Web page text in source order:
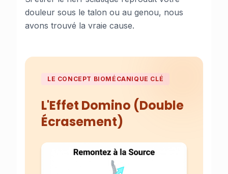
douleur sous le talon ou au genou, nous
avons trouvé la vraie cause.
LE CONCEPT BIOMÉCANIQUE CLÉ
L'Effet Domino (Double
Écrasement)